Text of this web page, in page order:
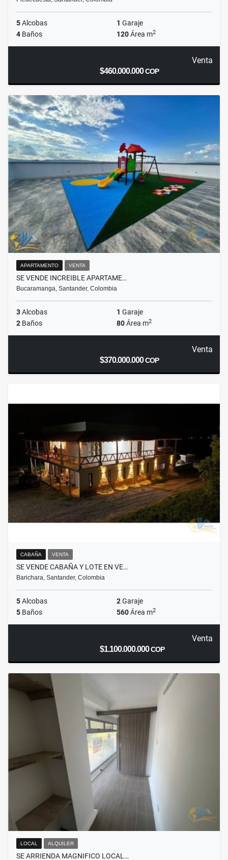
5Alcobas 1 Garaje
4 Baños 120Área m2
Venta
$460.000.000COP
APARTAMENTO VENTA
SE VENDE INCREIBLE APARTAME…
Bucaramanga, Santander, Colombia
3Alcobas 1 Garaje
2 Baños 80Área m2
Venta
$370.000.000COP
CABAÑA VENTA
SE VENDE CABAÑA Y LOTE EN VE…
Barichara, Santander, Colombia
5Alcobas 2Garaje
5 Baños 560Área m2
Venta
$1.100.000.000COP
LOCAL ALQUILER
SE ARRIENDA MAGNIFICO LOCAL…